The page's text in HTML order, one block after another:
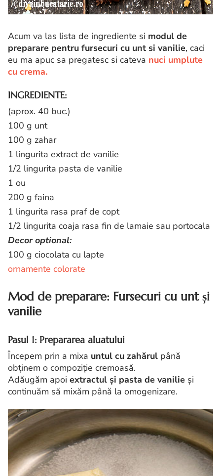
Acum va las lista de ingrediente si modul de
preparare pentru fursecuri cu unt si vanilie, caci
eu ma apuc sa pregatesc si cateva nuci umplute
cu crema.
INGREDIENTE:
(aprox. 40 buc.)
100 g unt
100 g zahar
1 lingurita extract de vanilie
1/2 lingurita pasta de vanilie
1 ou
200 g faina
1 lingurita rasa praf de copt
1/2 lingurita coaja rasa fin de lamaie sau portocala
Decor optional:
100 g ciocolata cu lapte
ornamente colorate
Mod de preparare: Fursecuri cu unt și
vanilie
Pasul 1: Prepararea aluatului
Începem prin a mixa untul cu zahărul până
obținem o compoziție cremoasă.
Adăugăm apoi extractul și pasta de vanilie și
continuăm să mixăm până la omogenizare.